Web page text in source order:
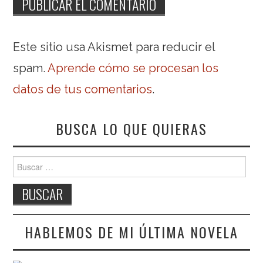
Este sitio usa Akismet para reducir el
spam.Aprende cómo se procesan los
datos de tus comentarios.
BUSCA LO QUE QUIERAS
Buscar:
HABLEMOS DE MI ÚLTIMA NOVELA